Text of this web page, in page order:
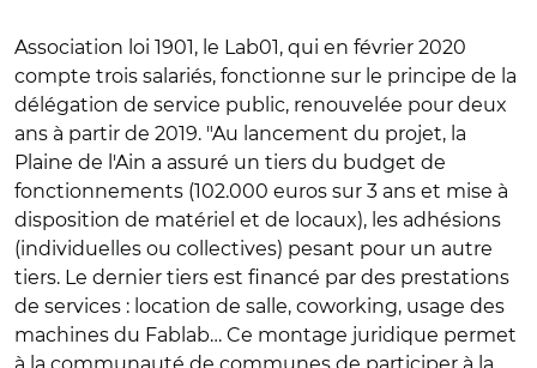
Association loi 1901, le Lab01, qui en février 2020
compte trois salariés, fonctionne sur le principe de la
délégation de service public, renouvelée pour deux
ans à partir de 2019. "Au lancement du projet, la
Plaine de l'Ain a assuré un tiers du budget de
fonctionnements (102.000 euros sur 3 ans et mise à
disposition de matériel et de locaux), les adhésions
(individuelles ou collectives) pesant pour un autre
tiers. Le dernier tiers est financé par des prestations
de services : location de salle, coworking, usage des
machines du Fablab… Ce montage juridique permet
à la communauté de communes de participer à la